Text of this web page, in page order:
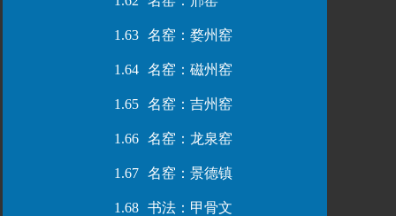
1.63 名窑：婺州窑
1.64 名窑：磁州窑
1.65 名窑：吉州窑
1.66 名窑：龙泉窑
1.67 名窑：景德镇
1.68 书法：甲骨文